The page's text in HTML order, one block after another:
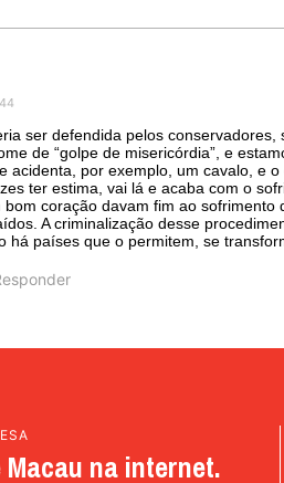
ser defendida pelos
de “golpe de misericórdia”, e
acidenta, por exemplo, um cavalo, e
ter estima, vai lá e acaba com o
bom coração davam fim ao sofrimento
A criminalização desse
há países que o permitem, se
na internet.